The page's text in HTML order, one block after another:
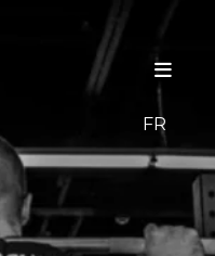
FR